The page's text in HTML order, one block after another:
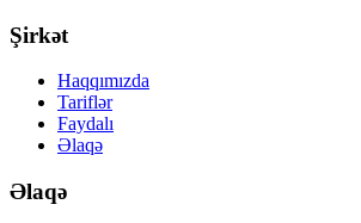
Şirkət
Haqqımızda
Tariflər
Faydalı
Əlaqə
Əlaqə